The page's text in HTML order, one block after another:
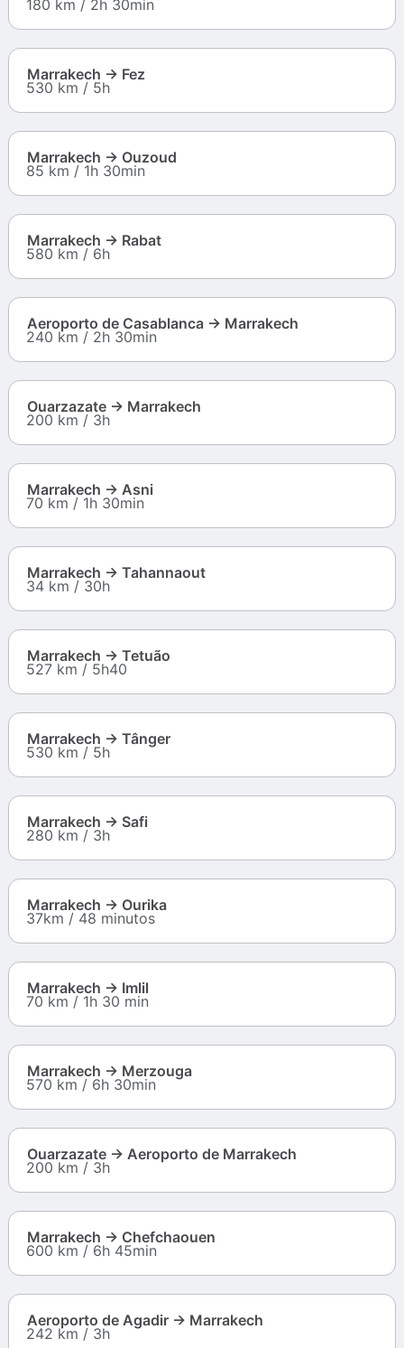
180 km / 2h 30min
Marrakech → Fez
530 km / 5h
Marrakech → Ouzoud
85 km / 1h 30min
Marrakech → Rabat
580 km / 6h
Aeroporto de Casablanca → Marrakech
240 km / 2h 30min
Ouarzazate → Marrakech
200 km / 3h
Marrakech → Asni
70 km / 1h 30min
Marrakech → Tahannaout
34 km / 30h
Marrakech → Tetuão
527 km / 5h40
Marrakech → Tânger
530 km / 5h
Marrakech → Safi
280 km / 3h
Marrakech → Ourika
37km / 48 minutos
Marrakech → Imlil
70 km / 1h 30 min
Marrakech → Merzouga
570 km / 6h 30min
Ouarzazate → Aeroporto de Marrakech
200 km / 3h
Marrakech → Chefchaouen
600 km / 6h 45min
Aeroporto de Agadir → Marrakech
242 km / 3h